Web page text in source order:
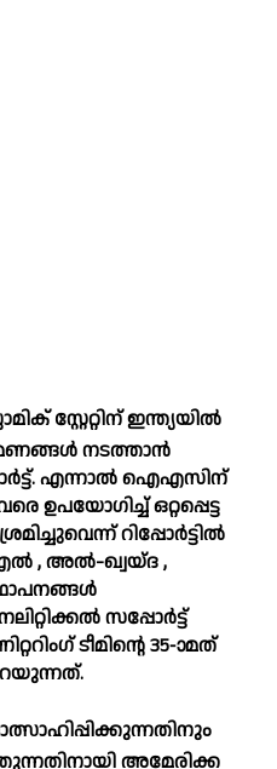
സ്റ്റേറ്റിന് ഇന്ത്യയില്‍
നടത്താന്‍
എന്നാല്‍ ഐഎസിന്
ഉപയോഗിച്ച് ഒറ്റപ്പെട്ട
റിപ്പോര്‍ട്ടില്‍
, അല്‍-ഖ്വയ്ദ ,
സപ്പോര്‍ട്ട്
ടീമിന്റെ 35-ാമത്
അമേരിക്ക